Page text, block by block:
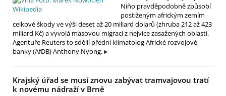
Niňo pravděpodobně způsobí
postiženým africkým zemím
celkové škody ve výši deset až 20 miliard dolarů (zhruba 212 až 423
miliard Kč) a vyvolá masovou migraci z nejvíce zasažených oblastí.
Agentuře Reuters to sdělil přední klimatolog Africké rozvojové
banky (AfDB) Anthony Nyong.
Krajský úřad se musí znovu zabývat tramvajovou tratí
k novému nádraží v Brně